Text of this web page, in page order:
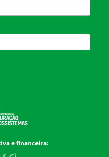
e financeira: